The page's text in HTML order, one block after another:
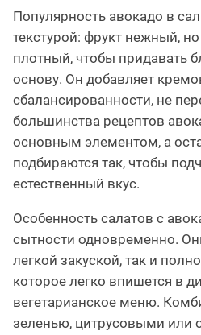
Популярность авокадо в
текстурой: фрукт нежный,
плотный, чтобы придавать
основу. Он добавляет
сбалансированности, не
большинства рецептов
основным элементом, а
подбираются так, чтобы
естественный вкус.
Особенность салатов с
сытности одновременно.
легкой закуской, так и
которое легко впишется в
вегетарианское меню.
зеленью, цитрусовыми или